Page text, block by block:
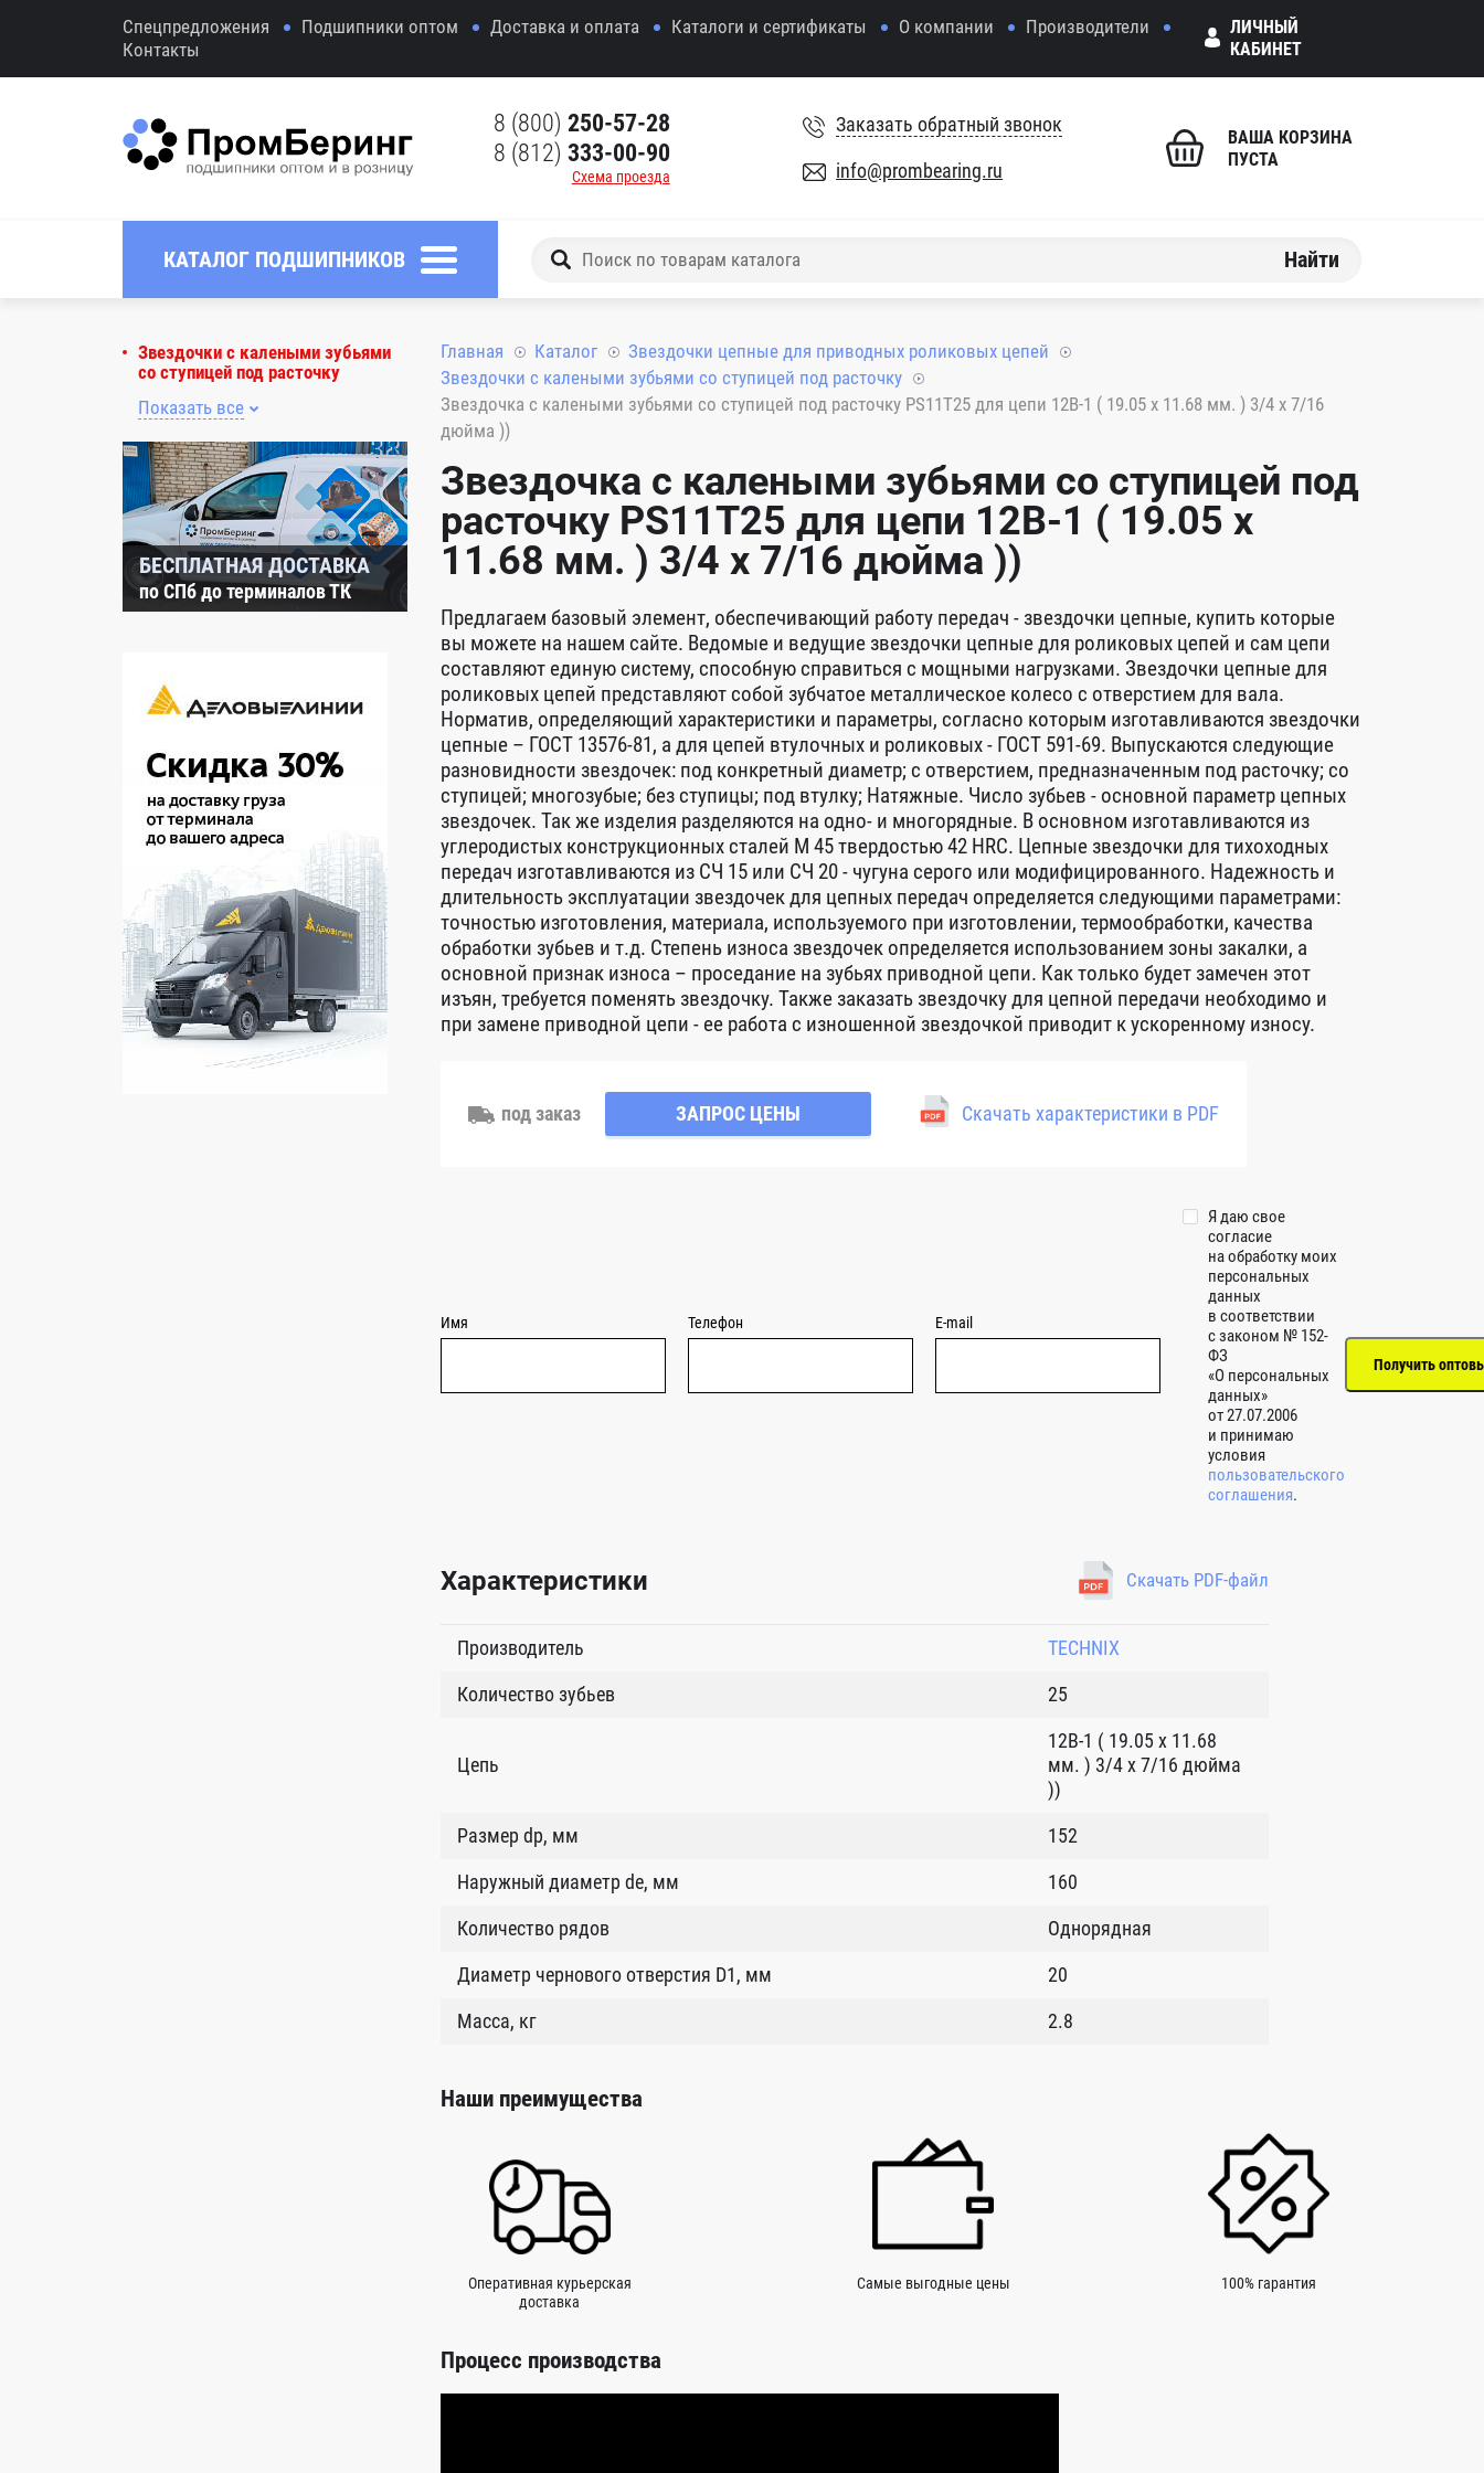
Спецпредложения Подшипники оптом Доставка и оплата Каталоги и сертификаты О компании
Производители
Контакты
ЛИЧНЫЙ
КАБИНЕТ
8 (800) 250-57-28
8 (812) 333-00-90
Схема проезда
Заказать обратный звонок
info@prombearing.ru
ВАША КОРЗИНА
ПУСТА
КАТАЛОГ ПОДШИПНИКОВ Найти
Звездочки с калеными зубьями
со ступицей под расточку
Показать все
БЕСПЛАТНАЯ ДОСТАВКА
по СПб до терминалов ТК
Главная Каталог
Звездочки цепные для приводных роликовых цепей
Звездочки с калеными зубьями со ступицей под расточку
Звездочка с калеными зубьями со ступицей под расточку PS11T25 для цепи 12B-1 ( 19.05 x 11.68 мм. ) 3/4 x 7/16
дюйма ))
Звездочка с калеными зубьями со ступицей под
расточку PS11T25 для цепи 12B-1 ( 19.05 x
11.68 мм. ) 3/4 x 7/16 дюйма ))
Предлагаем базовый элемент, обеспечивающий работу передач - звездочки цепные, купить которые
вы можете на нашем сайте. Ведомые и ведущие звездочки цепные для роликовых цепей и сам цепи
составляют единую систему, способную справиться с мощными нагрузками. Звездочки цепные для
роликовых цепей представляют собой зубчатое металлическое колесо с отверстием для вала.
Норматив, определяющий характеристики и параметры, согласно которым изготавливаются звездочки
цепные – ГОСТ 13576-81, а для цепей втулочных и роликовых - ГОСТ 591-69. Выпускаются следующие
разновидности звездочек: под конкретный диаметр; с отверстием, предназначенным под расточку; со
ступицей; многозубые; без ступицы; под втулку; Натяжные. Число зубьев - основной параметр цепных
звездочек. Так же изделия разделяются на одно- и многорядные. В основном изготавливаются из
углеродистых конструкционных сталей М 45 твердостью 42 HRC. Цепные звездочки для тихоходных
передач изготавливаются из СЧ 15 или СЧ 20 - чугуна серого или модифицированного. Надежность и
длительность эксплуатации звездочек для цепных передач определяется следующими параметрами:
точностью изготовления, материала, используемого при изготовлении, термообработки, качества
обработки зубьев и т.д. Степень износа звездочек определяется использованием зоны закалки, а
основной признак износа – проседание на зубьях приводной цепи. Как только будет замечен этот
изъян, требуется поменять звездочку. Также заказать звездочку для цепной передачи необходимо и
при замене приводной цепи - ее работа с изношенной звездочкой приводит к ускоренному износу.
под заказ ЗАПРОС ЦЕНЫ Скачать характеристики в PDF
Имя Телефон E-mail
Я даю свое
согласие
на обработку моих
персональных
данных
в соответствии
с законом № 152-
ФЗ
«О персональных
данных»
от 27.07.2006
и принимаю
условия
пользовательского
соглашения.
Характеристики Скачать PDF-файл
Производитель
TECHNIX
Количество зубьев
25
Цепь
12B-1 ( 19.05 x 11.68
мм. ) 3/4 x 7/16 дюйма
))
Размер dp, мм
152
Наружный диаметр de, мм
160
Количество рядов
Однорядная
Диаметр чернового отверстия D1, мм
20
Масса, кг
2.8
Наши преимущества
Оперативная курьерская
доставка
Самые выгодные цены 100% гарантия
Процесс производства